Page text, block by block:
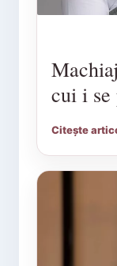
cui i se
Citește